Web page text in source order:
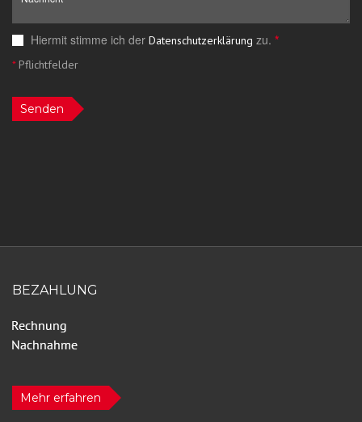
Hiermit stimme ich der Datenschutzerklärung zu. *
*Pflichtfelder
Senden
BEZAHLUNG
Mehr erfahren